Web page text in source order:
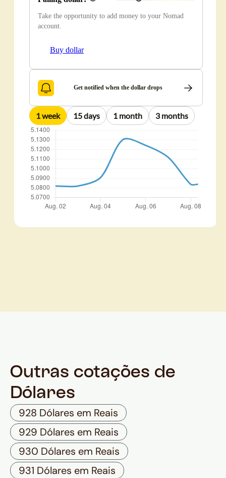
Outras cotações de
Dólares
928 Dólares em Reais
929 Dólares em Reais
930 Dólares em Reais
931 Dólares em Reais